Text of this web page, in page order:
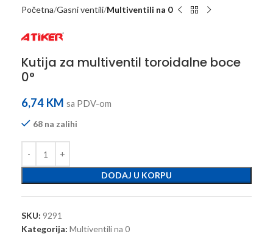
Početna Gasni ventili Multiventili na 0
Kutija za multiventil toroidalne boce
0°
6,74 KM sa PDV-om
68 na zalihi
DODAJ U KORPU
SKU: 9291
Kategorija: Multiventili na 0